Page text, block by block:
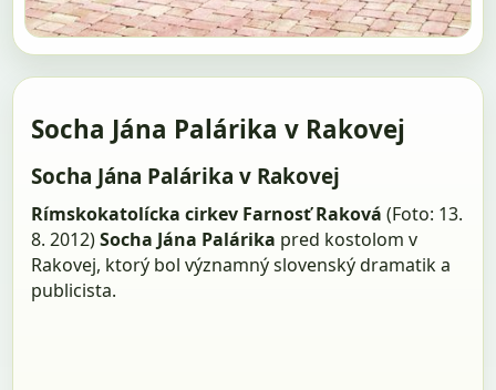
Socha Jána Palárika v Rakovej
Socha Jána Palárika v Rakovej
Rímskokatolícka cirkev Farnosť Raková(Foto: 13.
8. 2012)Socha Jána Palárika pred kostolom v
Rakovej, ktorý bol významný slovenský dramatik a
publicista.